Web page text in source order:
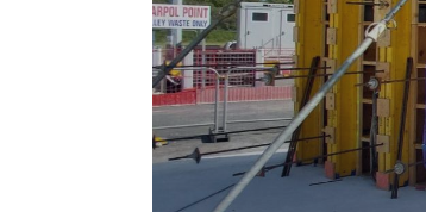
journal
de
chantier